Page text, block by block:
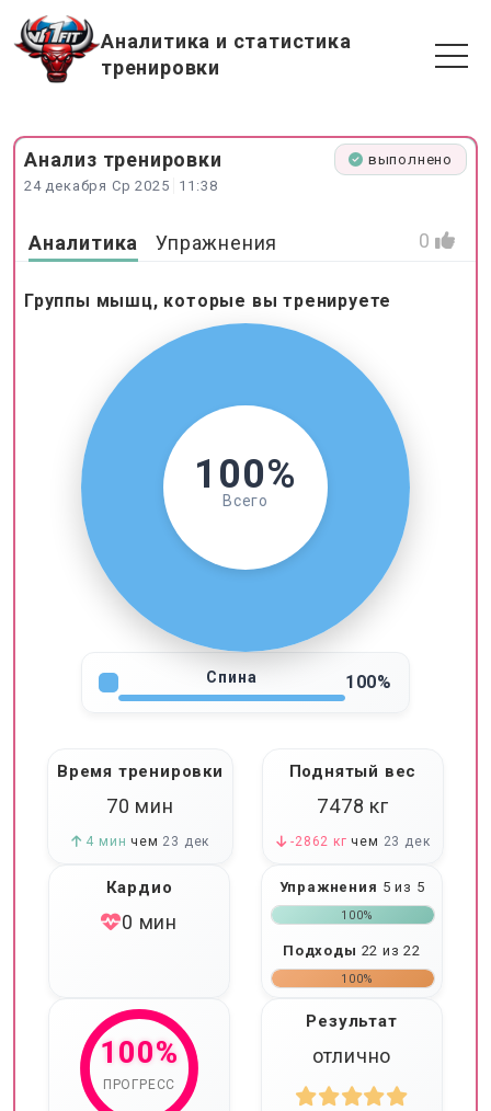
Аналитика и статистика
тренировки
Анализ тренировки
24 декабря Ср 2025 11:38
выполнено
Аналитика Упражнения 0
Группы мышц, которые вы тренируете
100%
Всего
Спина 100%
Время тренировки
70 мин
4 мин чем 23 дек
Поднятый вес
7478 кг
-2862 кг чем 23 дек
Кардио
0 мин
Упражнения 5 из 5
100%
Подходы 22 из 22
100%
100%
ПРОГРЕСС
Результат
отлично